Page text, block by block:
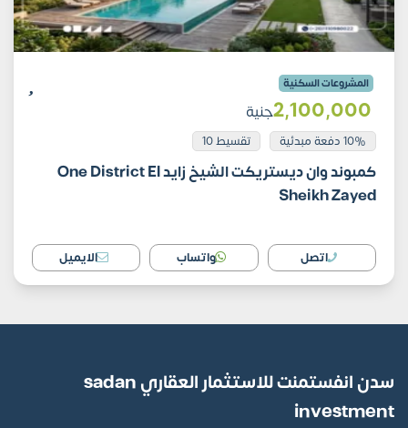
المشروعات السكنية
2٬100٬000جنية
10% دفعة مبدئية تقسيط 10
كمبوند وان ديستريكت الشيخ زايد One District El
Sheikh Zayed
اتصل واتساب الايميل
سدن انفستمنت للاستثمار العقاري sadan
investment